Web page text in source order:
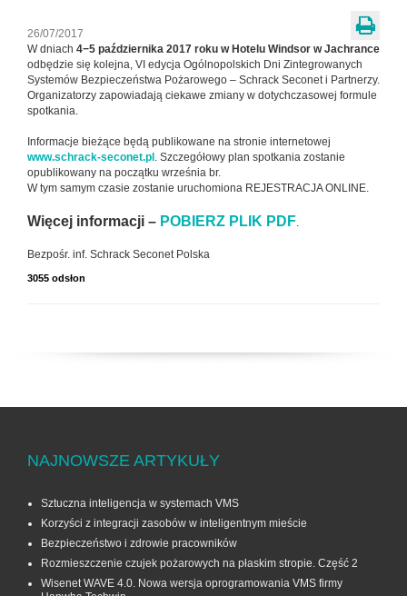
26/07/2017
W dniach 4−5 października 2017 roku w Hotelu Windsor w Jachrance
odbędzie się kolejna, VI edycja Ogólnopolskich Dni Zintegrowanych
Systemów Bezpieczeństwa Pożarowego – Schrack Seconet i Partnerzy.
Organizatorzy zapowiadają ciekawe zmiany w dotychczasowej formule
spotkania.
Informacje bieżące będą publikowane na stronie internetowej
www.schrack-seconet.pl . Szczegółowy plan spotkania zostanie
opublikowany na początku września br.
W tym samym czasie zostanie uruchomiona REJESTRACJA ONLINE.
Więcej informacji – POBIERZ PLIK PDF.
Bezpośr. inf. Schrack Seconet Polska
3055 odsłon
NAJNOWSZE ARTYKUŁY
Sztuczna inteligencja w systemach VMS
Korzyści z integracji zasobów w inteligentnym mieście
Bezpieczeństwo i zdrowie pracowników
Rozmieszczenie czujek pożarowych na płaskim stropie. Część 2
Wisenet WAVE 4.0. Nowa wersja oprogramowania VMS firmy